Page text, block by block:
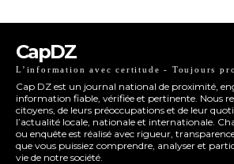
CapDZ
L’information avec certitude - Toujours
Cap DZ est un journal national de proximité,
information fiable, vérifiée et pertinente. Nous
citoyens, de leurs préoccupations et de leur
l’actualité locale, nationale et internationale.
ou enquête est réalisé avec rigueur,
que vous puissiez comprendre, analyser et
vie de notre société.